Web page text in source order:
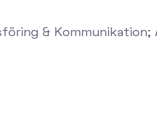
& Kommunikation;